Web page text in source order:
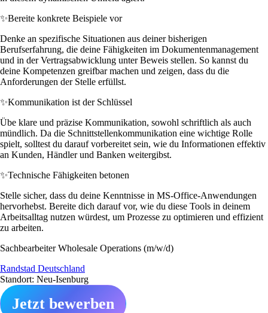
✨Bereite konkrete Beispiele vor
Denke an spezifische Situationen aus deiner bisherigen
Berufserfahrung, die deine Fähigkeiten im Dokumentenmanagement
und in der Vertragsabwicklung unter Beweis stellen. So kannst du
deine Kompetenzen greifbar machen und zeigen, dass du die
Anforderungen der Stelle erfüllst.
✨Kommunikation ist der Schlüssel
Übe klare und präzise Kommunikation, sowohl schriftlich als auch
mündlich. Da die Schnittstellenkommunikation eine wichtige Rolle
spielt, solltest du darauf vorbereitet sein, wie du Informationen effektiv
an Kunden, Händler und Banken weitergibst.
✨Technische Fähigkeiten betonen
Stelle sicher, dass du deine Kenntnisse in MS-Office-Anwendungen
hervorhebst. Bereite dich darauf vor, wie du diese Tools in deinem
Arbeitsalltag nutzen würdest, um Prozesse zu optimieren und effizient
zu arbeiten.
Sachbearbeiter Wholesale Operations (m/w/d)
Randstad Deutschland
Standort: Neu-Isenburg
Jetzt bewerben